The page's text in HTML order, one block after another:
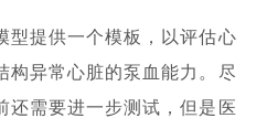
型提供一个模板，以评估心
构异常心脏的泵血能力。尽
还需要进一步测试，但是医